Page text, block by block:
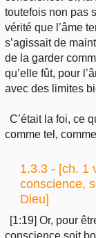
toutefois non pas
vérité que l’âme
s’agissait de
de la garder
qu’elle fût, pour
avec des limites
C’était la foi, ce
comme tel, comme
1.3.3 - [ch. 1
conscience,
Dieu]
[1:19] Or, pour
conscience soit